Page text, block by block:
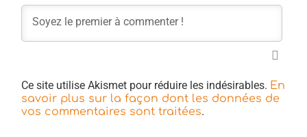
Ce site utilise Akismet pour réduire les indésirables. En
savoir plus sur la façon dont les données de
vos commentaires sont traitées.